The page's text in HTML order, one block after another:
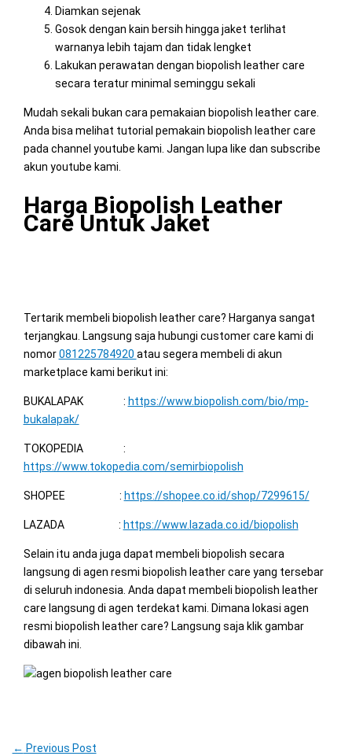
Diamkan sejenak
Gosok dengan kain bersih hingga jaket terlihat
warnanya lebih tajam dan tidak lengket
Lakukan perawatan dengan biopolish leather care
secara teratur minimal seminggu sekali
Mudah sekali bukan cara pemakaian biopolish leather care.
Anda bisa melihat tutorial pemakain biopolish leather care
pada channel youtube kami. Jangan lupa like dan subscribe
akun youtube kami.
Harga Biopolish Leather
Care Untuk Jaket
Tertarik membeli biopolish leather care? Harganya sangat
terjangkau. Langsung saja hubungi customer care kami di
nomor081225784920 atau segera membeli di akun
marketplace kami berikut ini:
BUKALAPAK : https://www.biopolish.com/bio/mp-
bukalapak/
TOKOPEDIA :
https://www.tokopedia.com/semirbiopolish
SHOPEE : https://shopee.co.id/shop/7299615/
LAZADA : https://www.lazada.co.id/biopolish
Selain itu anda juga dapat membeli biopolish secara
langsung di agen resmi biopolish leather care yang tersebar
di seluruh indonesia. Anda dapat membeli biopolish leather
care langsung di agen terdekat kami. Dimana lokasi agen
resmi biopolish leather care? Langsung saja klik gambar
dibawah ini.
← Previous Post